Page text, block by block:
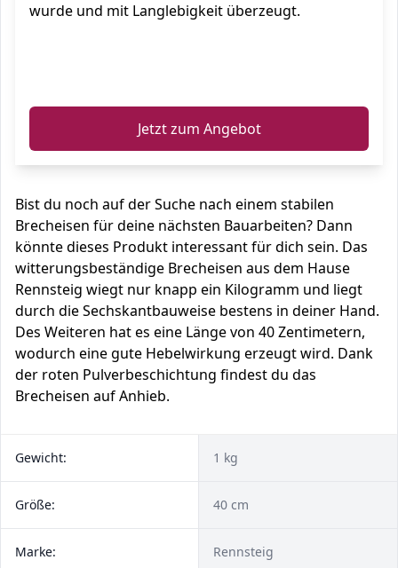
wurde und mit Langlebigkeit überzeugt.
Jetzt zum Angebot
Bist du noch auf der Suche nach einem stabilen
Brecheisen für deine nächsten Bauarbeiten? Dann
könnte dieses Produkt interessant für dich sein. Das
witterungsbeständige Brecheisen aus dem Hause
Rennsteig wiegt nur knapp ein Kilogramm und liegt
durch die Sechskantbauweise bestens in deiner Hand.
Des Weiteren hat es eine Länge von 40 Zentimetern,
wodurch eine gute Hebelwirkung erzeugt wird. Dank
der roten Pulverbeschichtung findest du das
Brecheisen auf Anhieb.
Gewicht: 1 kg
Größe: 40 cm
Marke: Rennsteig